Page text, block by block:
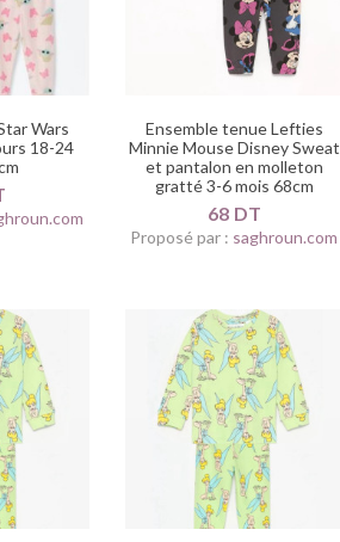
Wars
18-24
Ensemble tenue Lefties
Minnie Mouse Disney Sweat
et pantalon en molleton
gratté 3-6 mois 68cm
68 DT
Proposé par : saghroun.com